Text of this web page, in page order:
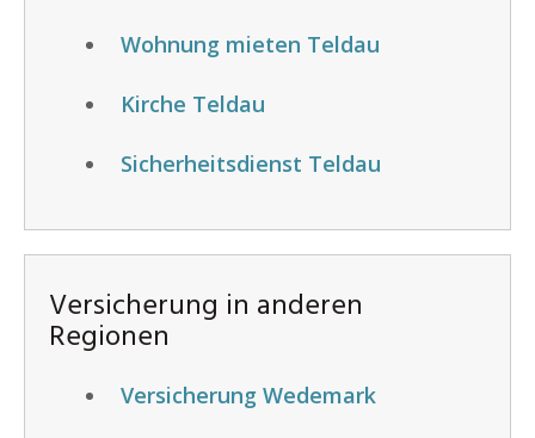
Wohnung mieten Teldau
Kirche Teldau
Sicherheitsdienst Teldau
Versicherung in anderen
Regionen
Versicherung Wedemark